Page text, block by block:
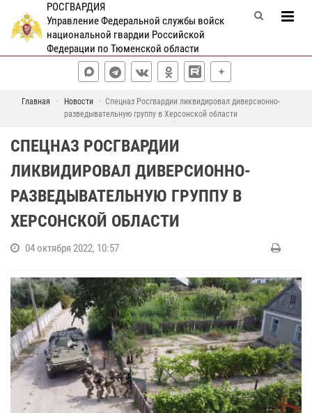
РОСГВАРДИЯ
Управление Федеральной службы войск
национальной гвардии Российской
Федерации по Тюменской области
Главная Новости
Спецназ Росгвардии ликвидировал диверсионно-
разведывательную группу в Херсонской области
СПЕЦНАЗ РОСГВАРДИИ
ЛИКВИДИРОВАЛ ДИВЕРСИОННО-
РАЗВЕДЫВАТЕЛЬНУЮ ГРУППУ В
ХЕРСОНСКОЙ ОБЛАСТИ
04 октября 2022, 10:57